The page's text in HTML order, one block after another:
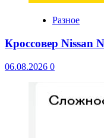
Разное
Кроссовер Nissan
06.08.2026 0